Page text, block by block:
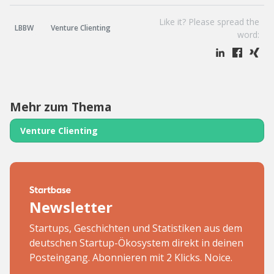
LBBW Venture Clienting
Like it? Please spread the
word:
Mehr zum Thema
Venture Clienting
Newsletter
Startups, Geschichten und Statistiken aus dem
deutschen Startup-Ökosystem direkt in deinen
Posteingang. Abonnieren mit 2 Klicks. Noice.